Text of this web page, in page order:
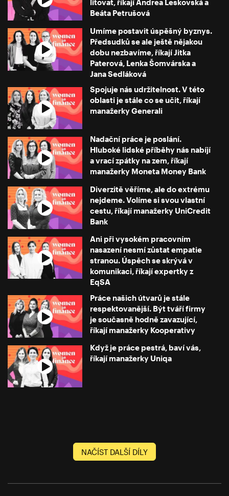
litovat, říkají Andrea Leskovská a
Beáta Petrušová
Umíme postavit úspěšný byznys.
Předsudků se ale ještě nějakou
dobu nezbavíme, říkají Jitka
Paterová, Lenka Šomvárska a
Jana Sedláková
Spojuje nás udržitelnost. V této
oblasti je stále co se učit, říkají
manažerky Generali
Nadační práce je poslání.
Hluboké lidské příběhy nás nabíjí
a vrací zpátky na zem, říkají
manažerky Moneta Money Bank
Diverzitě věříme, ale do extrému
nejdeme. Volíme si svou vlastní
cestu, říkají manažerky UniCredit
Bank
Ani při vysokém pracovním
nasazení nesmí zůstat empatie
stranou. Úspěch se skrývá v
komunikaci, říkají expertky z
EqSA
Práce našich útvarů je stále
respektovanější. Být tváří firmy
je současně hodně zavazující,
říkají manažerky Kooperativy
Když je práce pestrá, baví vás,
říkají manažerky Uniqa
NAČÍST DALŠÍ DÍLY